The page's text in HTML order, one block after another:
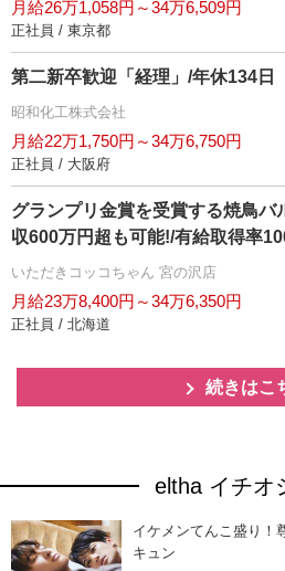
月給26万1,058円～34万6,509円
正社員 / 東京都
第二新卒歓迎「経理」/年休134日
昭和化工株式会社
月給22万1,750円～34万6,750円
正社員 / 大阪府
グランプリ金賞を受賞する焼鳥バ
収600万円超も可能!/有給取得率
いただきコッコちゃん 宮の沢店
月給23万8,400円～34万6,350円
正社員 / 北海道
続きはこ
eltha イチオ
イケメンてんこ盛り！
キュン